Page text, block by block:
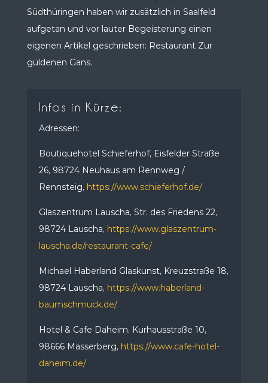
Südthüringen haben wir zusätzlich in Saalfeld
aufgetan und vor lauter Begeisterung einen
eigenen Artikel geschrieben: Restaurant Zur
güldenen Gans.
Infos in Kürze:
Adressen:
Boutiquehotel Schieferhof, Eisfelder Straße
26, 98724 Neuhaus am Rennweg /
Rennsteig, https://www.schieferhof.de/
Glaszentrum Lauscha, Str. des Friedens 22,
98724 Lauscha, https://www.glaszentrum-
lauscha.de/restaurant-cafe/
Michael Haberland Glaskunst, Kreuzstraße 18,
98724 Lauscha, https://www.haberland-
baumschmuck.de/
Hotel & Cafe Daheim, Kurhausstraße 10,
98666 Masserberg, https://www.cafe-hotel-
daheim.de/